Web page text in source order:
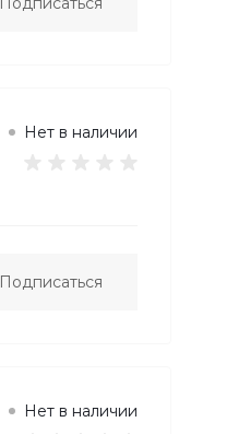
Нет в наличии
Подписаться
Нет в наличии